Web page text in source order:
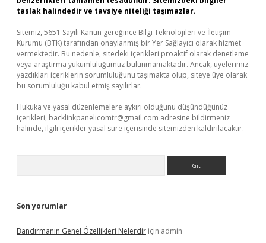
taslak halindedir ve tavsiye niteliği taşımazlar.
Sitemiz, 5651 Sayılı Kanun gereğince Bilgi Teknolojileri ve İletişim
Kurumu (BTK) tarafından onaylanmış bir Yer Sağlayıcı olarak hizmet
vermektedir. Bu nedenle, sitedeki içerikleri proaktif olarak denetleme
veya araştırma yükümlülüğümüz bulunmamaktadır. Ancak, üyelerimiz
yazdıkları içeriklerin sorumluluğunu taşımakta olup, siteye üye olarak
bu sorumluluğu kabul etmiş sayılırlar.
Hukuka ve yasal düzenlemelere aykırı olduğunu düşündüğünüz
içerikleri, backlinkpanelicomtr@gmail.com adresine bildirmeniz
halinde, ilgili içerikler yasal süre içerisinde sitemizden kaldırılacaktır.
Son yorumlar
Bandırmanın Genel Özellikleri Nelerdir için admin